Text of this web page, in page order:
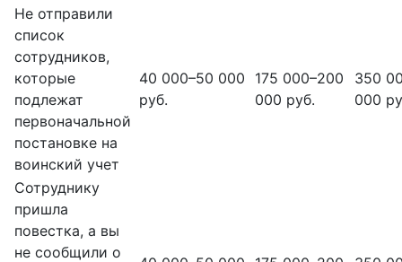
Не отправили
список
сотрудников,
которые
подлежат
первоначальной
постановке на
воинский учет
40 000–50 000
руб.
175 000–200
000 руб.
350
000
Сотруднику
пришла
повестка, а вы
не сообщили о